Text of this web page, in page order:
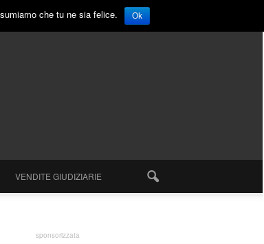
VENDITE GIUDIZIARIE
sponsorizzata
che tu ne sia felice. Ok